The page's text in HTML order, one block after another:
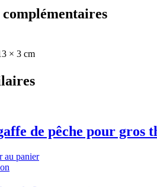
× 3 cm
de pêche pour gros
au panier